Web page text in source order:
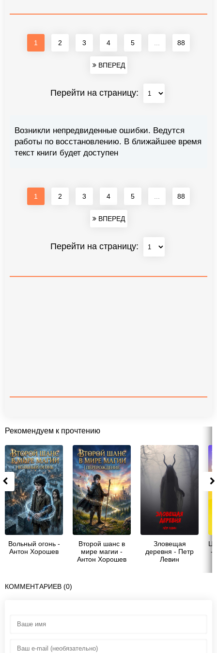
1 2 3 4 5 88
ВПЕРЕД
Перейти на страницу:
Возникли непредвиденные ошибки. Ведутся
работы по восстановлению. В ближайшее время
текст книги будет доступен
1 2 3 4 5 88
ВПЕРЕД
Перейти на страницу:
Рекомендуем к прочтению
Вольный огонь -
Антон Хорошев
Второй шанс в
мире магии -
Антон Хорошев
Зловещая
деревня - Петр
Левин
-
КОММЕНТАРИЕВ (0)